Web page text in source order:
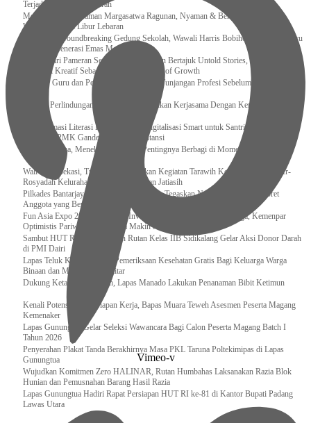
Terjadi di Beberapa Daerah
Menpar Pastikan Taman Margasatwa Ragunan, Nyaman & Bersih di Kunjungi
Wisatawan Saat Libur Lebaran
Resmikan Groundbreaking Gedung Sekolah, Wawali Harris Bobihoe : Tonggak Baru
Ciptakan Generasi Emas Masa Depan
Menghadiri Pameran Seni Meiro Collection Bertajuk Untold Stories, Irene Umar :
Ekonomi Kreatif Sebagai The New Engine of Growth
120.067 Guru dan Pengawas PAI Terima Tunjangan Profesi Sebelum Lebaran
Perkuat Perlindungan KI Kemenkum Sahkan Kerjasama Dengan Kemenbud
Transformasi Literasi Keuangan dan Digitalisasi Smart untuk Santri Produktif
Kemenko PMK Gandeng Beberapa Intansi
Peduli Sesama, Menekraf Tekankan Pentingnya Berbagi di Momen Ramadan
Wali Kota Bekasi, Tri Adhianto Lakukan Kegiatan Tarawih Keliling di Masjid Ar-
Rosyadah Kelurahan Jatirasa Kecamatan Jatiasih
Pilkades Bantarjaya Disorot, Ketua Panitia Tegaskan Netralitas dan Siap Coret
Anggota yang Berpihak
Fun Asia Expo 2026 Dongkrak Investasi Industri Rekreasi Keluarga, Kemenpar
Optimistis Pariwisata Indonesia Makin Mendunia
Sambut HUT RI ke-81, Jajaran Rutan Kelas IIB Sidikalang Gelar Aksi Donor Darah
di PMI Dairi
Lapas Teluk Kuantan Gelar Pemeriksaan Kesehatan Gratis Bagi Keluarga Warga
Binaan dan Masyarakat Sekitar
Dukung Ketahanan Pangan, Lapas Manado Lakukan Penanaman Bibit Ketimun
Kenali Potensi dan Kesiapan Kerja, Bapas Muara Teweh Asesmen Peserta Magang
Kemenaker
Lapas Gunungtua Gelar Seleksi Wawancara Bagi Calon Peserta Magang Batch I
Tahun 2026
Penyerahan Plakat Tanda Berakhirnya Masa PKL Taruna Poltekimipas di Lapas
Gunungtua
Wujudkan Komitmen Zero HALINAR, Rutan Humbahas Laksanakan Razia Blok
Hunian dan Pemusnahan Barang Hasil Razia
Lapas Gunungtua Hadiri Rapat Persiapan HUT RI ke-81 di Kantor Bupati Padang
Lawas Utara
Vimeo-v